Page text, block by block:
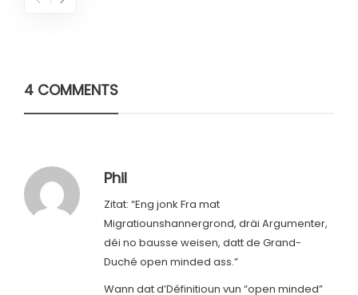
4 COMMENTS
Phil
Zitat: “Eng jonk Fra mat
Migratiounshannergrond, dräi Argumenter,
déi no bausse weisen, datt de Grand-
Duché open minded ass.”
Wann dat d’Définitioun vun “open minded”